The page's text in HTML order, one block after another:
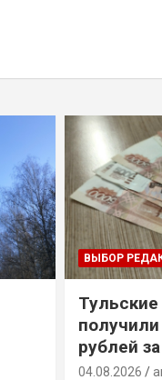
ВЫБОР
рублей
04.08.2026